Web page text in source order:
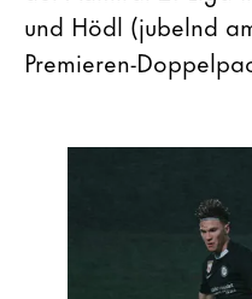
und Hödl (jubelnd
Premieren-